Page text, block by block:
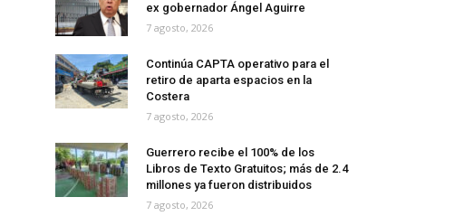
ex gobernador Ángel Aguirre
7 agosto, 2026
Continúa CAPTA operativo para el
retiro de aparta espacios en la
Costera
7 agosto, 2026
Guerrero recibe el 100% de los
Libros de Texto Gratuitos; más de 2.4
millones ya fueron distribuidos
7 agosto, 2026